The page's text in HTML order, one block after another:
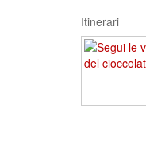
Itinerari